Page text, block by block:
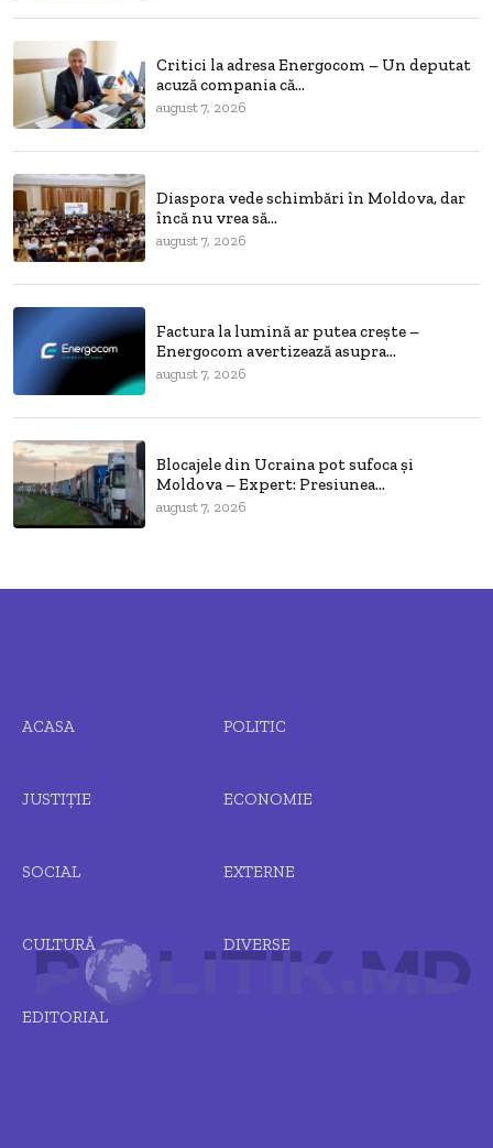
Critici la adresa Energocom – Un deputat
acuză compania că...
august 7, 2026
Diaspora vede schimbări în Moldova, dar
încă nu vrea să...
august 7, 2026
Factura la lumină ar putea crește –
Energocom avertizează asupra...
august 7, 2026
Blocajele din Ucraina pot sufoca și
Moldova – Expert: Presiunea...
august 7, 2026
ACASA POLITIC
JUSTIȚIE ECONOMIE
SOCIAL EXTERNE
CULTURĂ DIVERSE
EDITORIAL